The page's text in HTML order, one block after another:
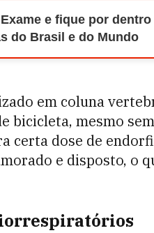
e fique por
do Brasil e do Mundo
em coluna
bicicleta, mesmo
certa dose de
e disposto, o